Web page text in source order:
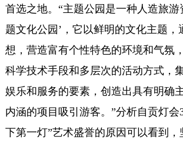
首选之地。“主题公园是一种人造旅游
题文化公园’，它以鲜明的文化主题，
想，营造富有个性特色的环境和气氛
科学技术手段和多层次的活动方式，
娱乐和服务的要素，创造出具有明确
内涵的项目吸引游客。”分析自贡灯会
下第一灯”艺术盛誉的原因可以看到